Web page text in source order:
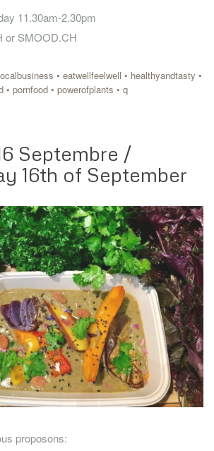
11.30am-2.30pm
or SMOOD.CH
• eatwellfeelwell • healthyandtasty •
• pornfood • powerofplants • q
Septembre /
16th of September
proposons: